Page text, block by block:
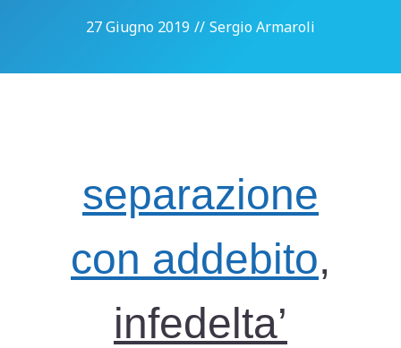
27 Giugno 2019 // Sergio Armaroli
separazione
con addebito,
infedelta’